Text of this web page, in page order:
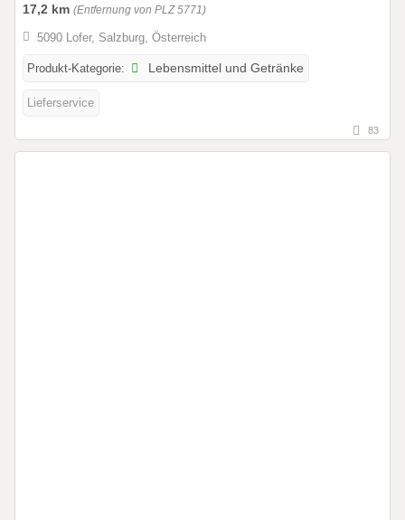
17,2 km (Entfernung von PLZ 5771)
5090 Lofer, Salzburg, Österreich
Produkt-Kategorie: Lebensmittel und Getränke
Lieferservice
83